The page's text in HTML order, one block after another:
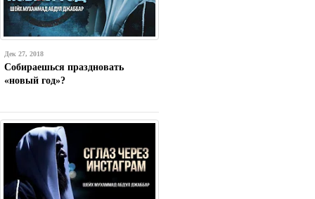
Дек 27, 2018
Собираешься праздновать
«новый год»?